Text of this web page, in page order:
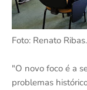
Foto: Renato Ribas.
"O novo foco é a
problemas